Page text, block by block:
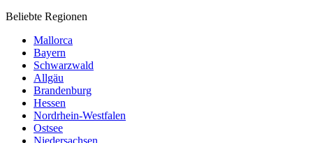
Beliebte Regionen
Mallorca
Bayern
Schwarzwald
Allgäu
Brandenburg
Hessen
Nordrhein-Westfalen
Ostsee
Niedersachsen